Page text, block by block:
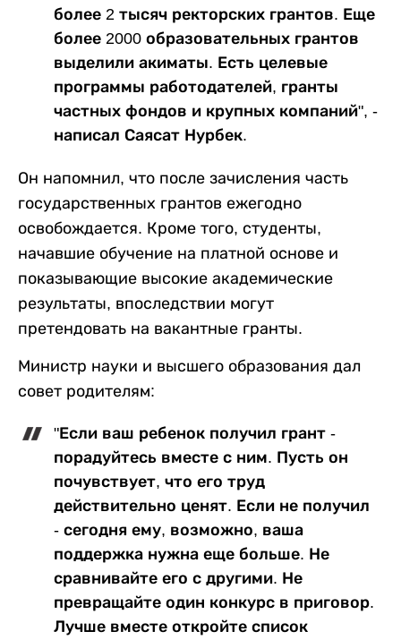
более 2 тысяч ректорских грантов. Еще
более 2000 образовательных грантов
выделили акиматы. Есть целевые
программы работодателей, гранты
частных фондов и крупных компаний", -
написал Саясат Нурбек.
Он напомнил, что после зачисления часть
государственных грантов ежегодно
освобождается. Кроме того, студенты,
начавшие обучение на платной основе и
показывающие высокие академические
результаты, впоследствии могут
претендовать на вакантные гранты.
Министр науки и высшего образования дал
совет родителям:
"Если ваш ребенок получил грант -
порадуйтесь вместе с ним. Пусть он
почувствует, что его труд
действительно ценят. Если не получил
- сегодня ему, возможно, ваша
поддержка нужна еще больше. Не
сравнивайте его с другими. Не
превращайте один конкурс в приговор.
Лучше вместе откройте список